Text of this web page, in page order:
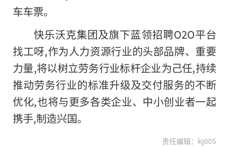
车车票。
快乐沃克集团及旗下蓝领招聘O2O平台
找工呀,作为人力资源行业的头部品牌、重要
力量,将以树立劳务行业标杆企业为己任,持续
推动劳务行业的标准升级及交付服务的不断
优化,也将与更多各类企业、中小创业者一起
携手,制造兴国。
责任编辑：kj005